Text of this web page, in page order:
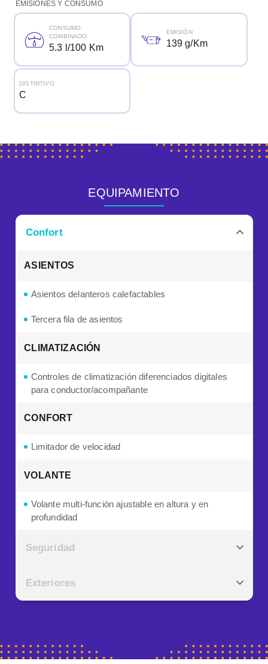
EMISIONES Y CONSUMO
CONSUMO
COMBINADO
5.3 l/100 Km
EMISIÓN
139 g/Km
DISTINTIVO
C
EQUIPAMIENTO
Confort
ASIENTOS
Asientos delanteros calefactables
Tercera fila de asientos
CLIMATIZACIÓN
Controles de climatización diferenciados digitales
para conductor/acompañante
CONFORT
Limitador de velocidad
VOLANTE
Volante multi-función ajustable en altura y en
profundidad
Seguridad
Exteriores